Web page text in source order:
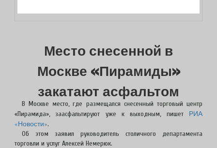
Место снесенной в
Москве «Пирамиды»
закатают асфальтом
В Москве место, где размещался снесенный торговый центр
«Пирамида», заасфальтируют уже к выходным, пишет РИА
«Новости».
Об этом заявил руководитель столичного департамента
торговли и услуг Алексей Немерюк.